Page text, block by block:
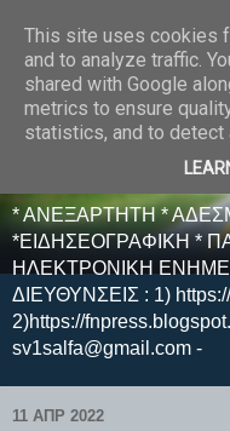
E F E N P
* ΑΝΕΞΑΡΤΗΤΗ *
*ΕΙΔΗΣΕΟΓΡΑΦΙΚΗ *
ΗΛΕΚΤΡΟΝΙΚΗ
ΔΙΕΥΘΥΝΣΕΙΣ : 1)
2)https://
sv1salfa@gmail.com -
11 ΑΠΡ 2022
This site uses cookies
and to analyze traffic.
shared with Google
metrics to ensure
statistics, and to detect